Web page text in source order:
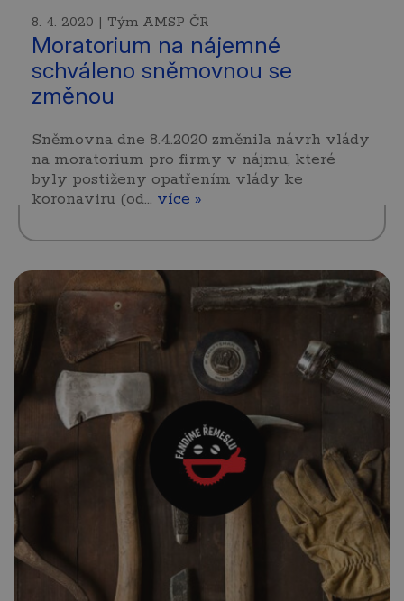
8. 4. 2020 | Tým AMSP ČR
Moratorium na nájemné
schváleno sněmovnou se
změnou
Sněmovna dne 8.4.2020 změnila návrh vlády
na moratorium pro firmy v nájmu, které
byly postiženy opatřením vlády ke
koronaviru (od… více »